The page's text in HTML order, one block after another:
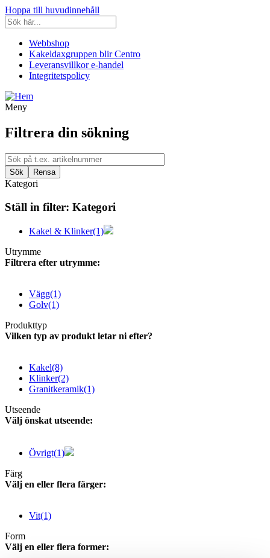
Hoppa till huvudinnehåll
Webbshop
Kakeldaxgruppen blir Centro
Leveransvillkor e-handel
Integritetspolicy
Meny
Filtrera din sökning
Kategori
Ställ in filter: Kategori
Kakel & Klinker(1)
Utrymme
Filtrera efter utrymme:
Vägg(1)
Golv(1)
Produkttyp
Vilken typ av produkt letar ni efter?
Kakel(8)
Klinker(2)
Granitkeramik(1)
Utseende
Välj önskat utseende:
Övrigt(1)
Färg
Välj en eller flera färger:
Vit(1)
Form
Välj en eller flera former: